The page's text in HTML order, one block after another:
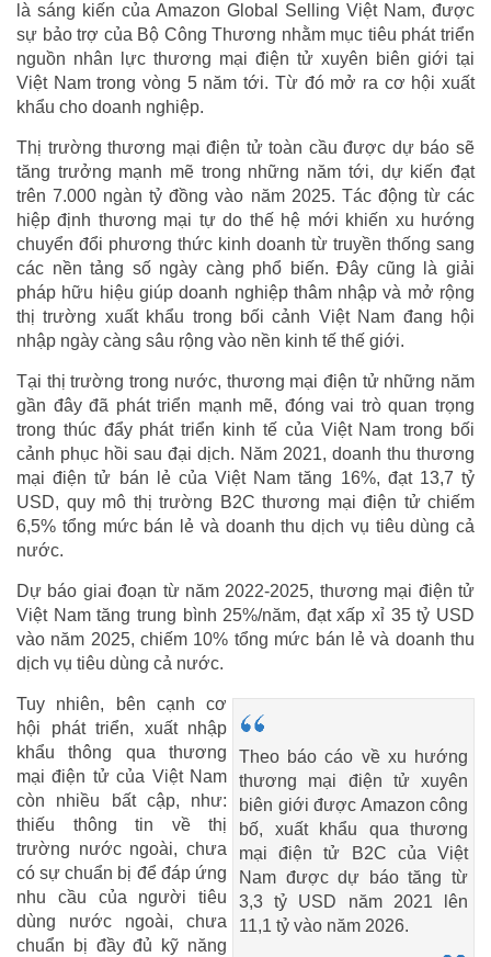
là sáng kiến của Amazon Global Selling Việt Nam, được
sự bảo trợ của Bộ Công Thương nhằm mục tiêu phát triển
nguồn nhân lực thương mại điện tử xuyên biên giới tại
Việt Nam trong vòng 5 năm tới. Từ đó mở ra cơ hội xuất
khẩu cho doanh nghiệp.
Thị trường thương mại điện tử toàn cầu được dự báo sẽ
tăng trưởng mạnh mẽ trong những năm tới, dự kiến đạt
trên 7.000 ngàn tỷ đồng vào năm 2025. Tác động từ các
hiệp định thương mại tự do thế hệ mới khiến xu hướng
chuyển đổi phương thức kinh doanh từ truyền thống sang
các nền tảng số ngày càng phổ biến. Đây cũng là giải
pháp hữu hiệu giúp doanh nghiệp thâm nhập và mở rộng
thị trường xuất khẩu trong bối cảnh Việt Nam đang hội
nhập ngày càng sâu rộng vào nền kinh tế thế giới.
Tại thị trường trong nước, thương mại điện tử những năm
gần đây đã phát triển mạnh mẽ, đóng vai trò quan trọng
trong thúc đẩy phát triển kinh tế của Việt Nam trong bối
cảnh phục hồi sau đại dịch. Năm 2021, doanh thu thương
mại điện tử bán lẻ của Việt Nam tăng 16%, đạt 13,7 tỷ
USD, quy mô thị trường B2C thương mại điện tử chiếm
6,5% tổng mức bán lẻ và doanh thu dịch vụ tiêu dùng cả
nước.
Dự báo giai đoạn từ năm 2022-2025, thương mại điện tử
Việt Nam tăng trung bình 25%/năm, đạt xấp xỉ 35 tỷ USD
vào năm 2025, chiếm 10% tổng mức bán lẻ và doanh thu
dịch vụ tiêu dùng cả nước.
Theo báo cáo về xu hướng
thương mại điện tử xuyên
biên giới được Amazon công
bố, xuất khẩu qua thương
mại điện tử B2C của Việt
Nam được dự báo tăng từ
3,3 tỷ USD năm 2021 lên
11,1 tỷ vào năm 2026.
Tuy nhiên, bên cạnh cơ
hội phát triển, xuất nhập
khẩu thông qua thương
mại điện tử của Việt Nam
còn nhiều bất cập, như:
thiếu thông tin về thị
trường nước ngoài, chưa
có sự chuẩn bị để đáp ứng
nhu cầu của người tiêu
dùng nước ngoài, chưa
chuẩn bị đầy đủ kỹ năng